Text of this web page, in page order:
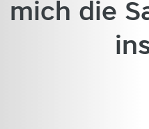
mich die